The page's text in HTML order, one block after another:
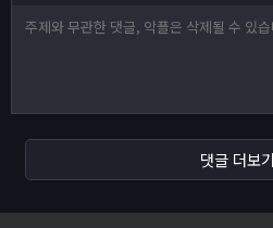
댓글 더보기
사이트 이전안내